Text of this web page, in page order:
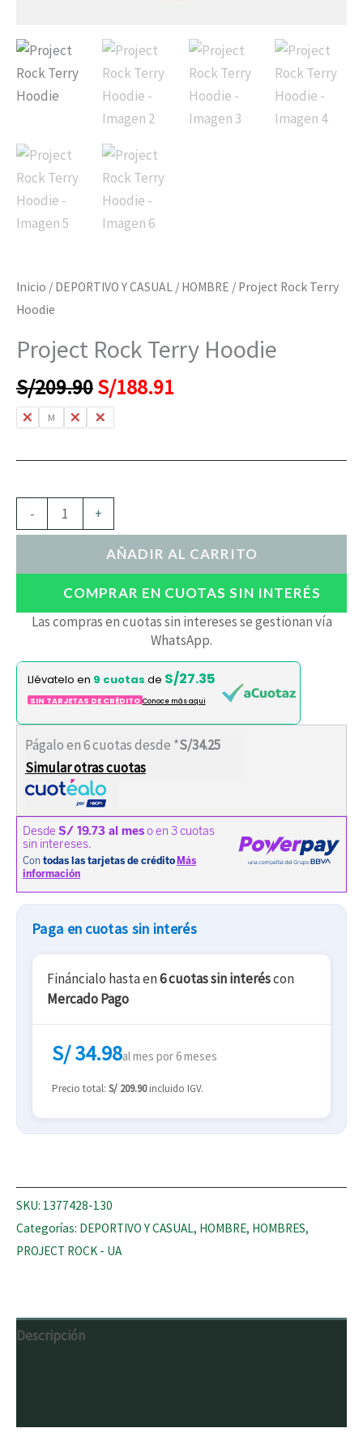
Inicio / DEPORTIVO Y CASUAL / HOMBRE / Project Rock Terry
Hoodie
Project Rock Terry Hoodie
S/209.90S/188.91
L M S XL
- +
AÑADIR AL CARRITO
COMPRAR EN CUOTAS SIN INTERÉS
Las compras en cuotas sin intereses se gestionan vía
WhatsApp.
Llévatelo en 9 cuotas de S/27.35
SIN TARJETAS DE CRÉDITO Conoce más aqui
Págalo en 6 cuotas desde *S/34.25
Simular otras cuotas
Paga en cuotas sin interés
Fináncialo hasta en6 cuotas sin interéscon
Mercado Pago
S/ 34.98al mes por 6 meses
Precio total: S/ 209.90incluido IGV.
SKU: 1377428-130
Categorías: DEPORTIVO Y CASUAL, HOMBRE, HOMBRES,
PROJECT ROCK - UA
Descripción